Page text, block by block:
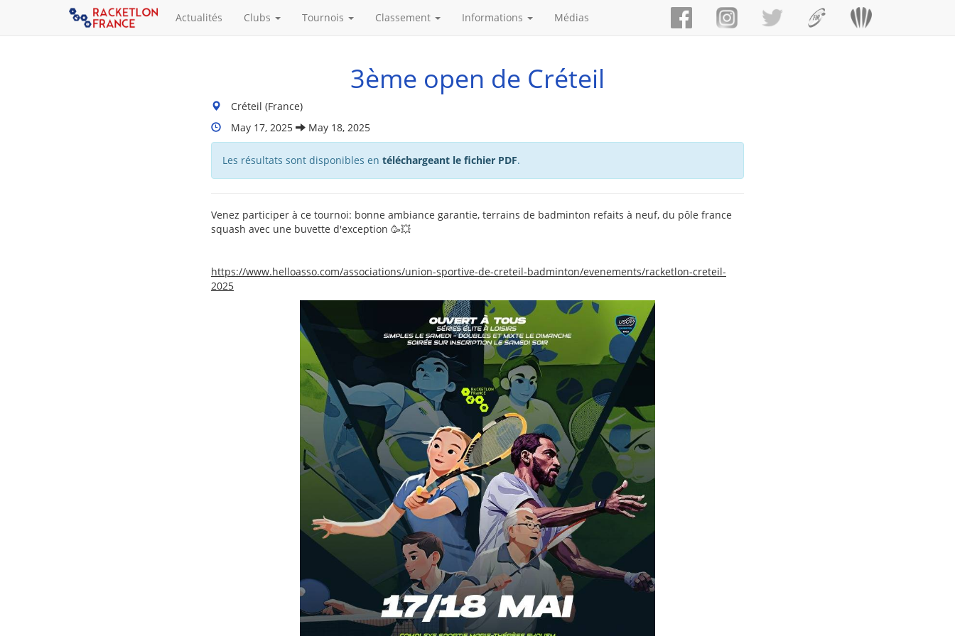
Actualités Clubs Tournois Classement Informations Médias
3ème open de Créteil
Lieu
du
tournoi
:
Créteil (France)
Dates
Du
Tournoi
May 17, 2025 May 18, 2025
Les résultats sont disponibles en téléchargeant le fichier PDF.
Venez participer à ce tournoi: bonne ambiance garantie, terrains de badminton refaits à neuf, du pôle france
squash avec une buvette d'exception 🥳💥
https://www.helloasso.com/associations/union-sportive-de-creteil-badminton/evenements/racketlon-creteil-
2025